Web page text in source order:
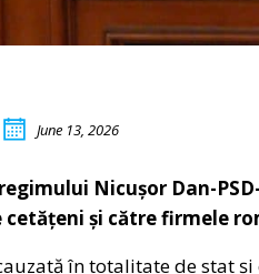
June 13, 2026
Nicușor Dan-
și către firmele
în totalitate de stat